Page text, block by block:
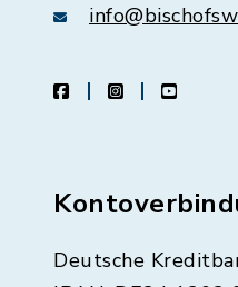
facebookinstagramyoutube
Deutsche